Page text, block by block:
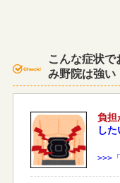
こんな症状で
み野院は強い
負担
した
>>>